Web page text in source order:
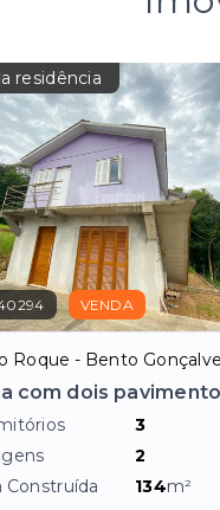
residência
VENDA
Roque - Bento Gonçalves/
com dois
3
2
Construída
134m²